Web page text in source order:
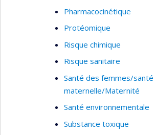
Pharmacocinétique
Protéomique
Risque chimique
Risque sanitaire
Santé des femmes/santé
maternelle/Maternité
Santé environnementale
Substance toxique